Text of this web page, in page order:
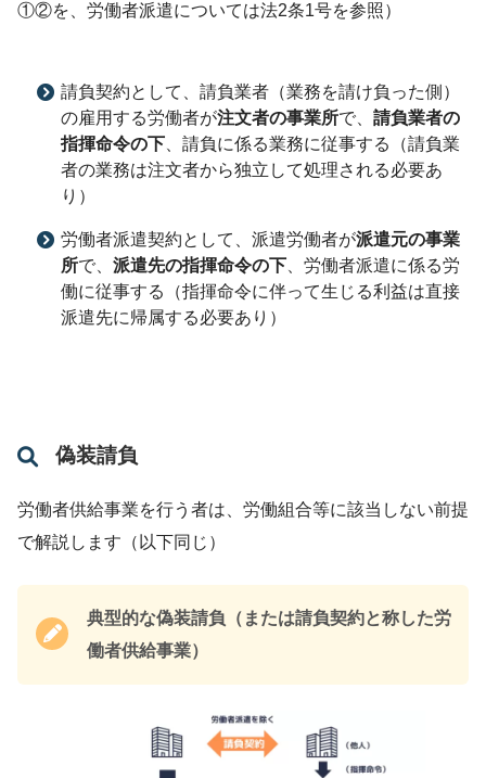
①②を、労働者派遣については法2条1号を参照）
請負契約として、請負業者（業務を請け負った側）
の雇用する労働者が注文者の事業所で、 請負業者の
指揮命令の下、請負に係る業務に従事する（請負業
者の業務は注文者から独立して処理される必要あ
り）
労働者派遣契約として、派遣労働者が派遣元の事業
所で、 派遣先の指揮命令の下、労働者派遣に係る労
働に従事する（指揮命令に伴って生じる利益は直接
派遣先に帰属する必要あり）
偽装請負
労働者供給事業を行う者は、労働組合等に該当しない前提
で解説します（以下同じ）
典型的な偽装請負（または請負契約と称した労
働者供給事業）